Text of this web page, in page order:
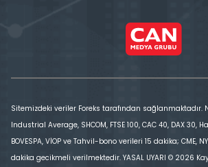
Sitemizdeki veriler Foreks tarafından sağlanmaktadır.
Industrial Average, SHCOM, FTSE 100, CAC 40, DAX 30,
BOVESPA, VİOP ve Tahvil-bono verileri 15 dakika; CME,
dakika gecikmeli verilmektedir. YASAL UYARI © 2026